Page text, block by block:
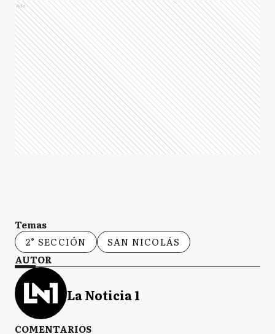
Ads
Temas
2° SECCIÓN
SAN NICOLÁS
AUTOR
La Noticia 1
COMENTARIOS